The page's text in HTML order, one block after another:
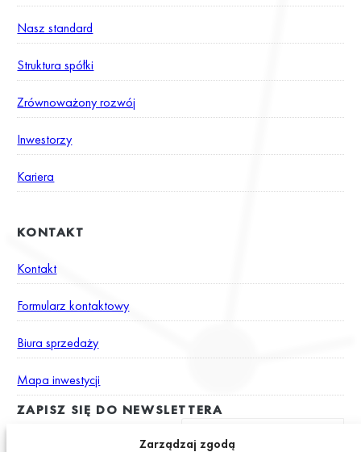
Zarządzaj zgodą
Nasz standard
Struktura spółki
Zrównoważony rozwój
Inwestorzy
Kariera
KONTAKT
Kontakt
Formularz kontaktowy
Biura sprzedaży
Mapa inwestycji
ZAPISZ SIĘ DO NEWSLETTERA